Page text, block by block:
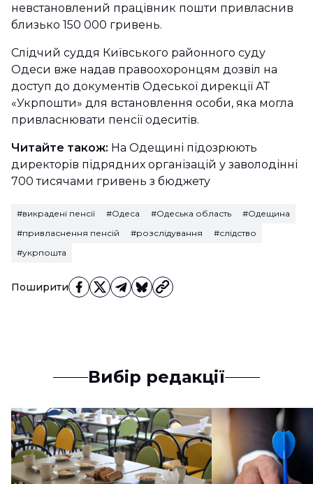
Поширити
невстановлений працівник пошти привласнив
близько 150 000 гривень.
Слідчий суддя Київського районного суду
Одеси вже надав правоохоронцям дозвіл на
доступ до документів Одеської дирекції АТ
«Укрпошти» для встановлення особи, яка могла
привласнювати пенсії одеситів.
Читайте також: На Одещині підозрюють
директорів підрядних організацій у заволодінні
700 тисячами гривень з бюджету
#викрадені пенсії #Одеса #Одеська область
#Одещина
#привласнення пенсій
#розслідування
#слідство
#укрпошта
Вибір редакції